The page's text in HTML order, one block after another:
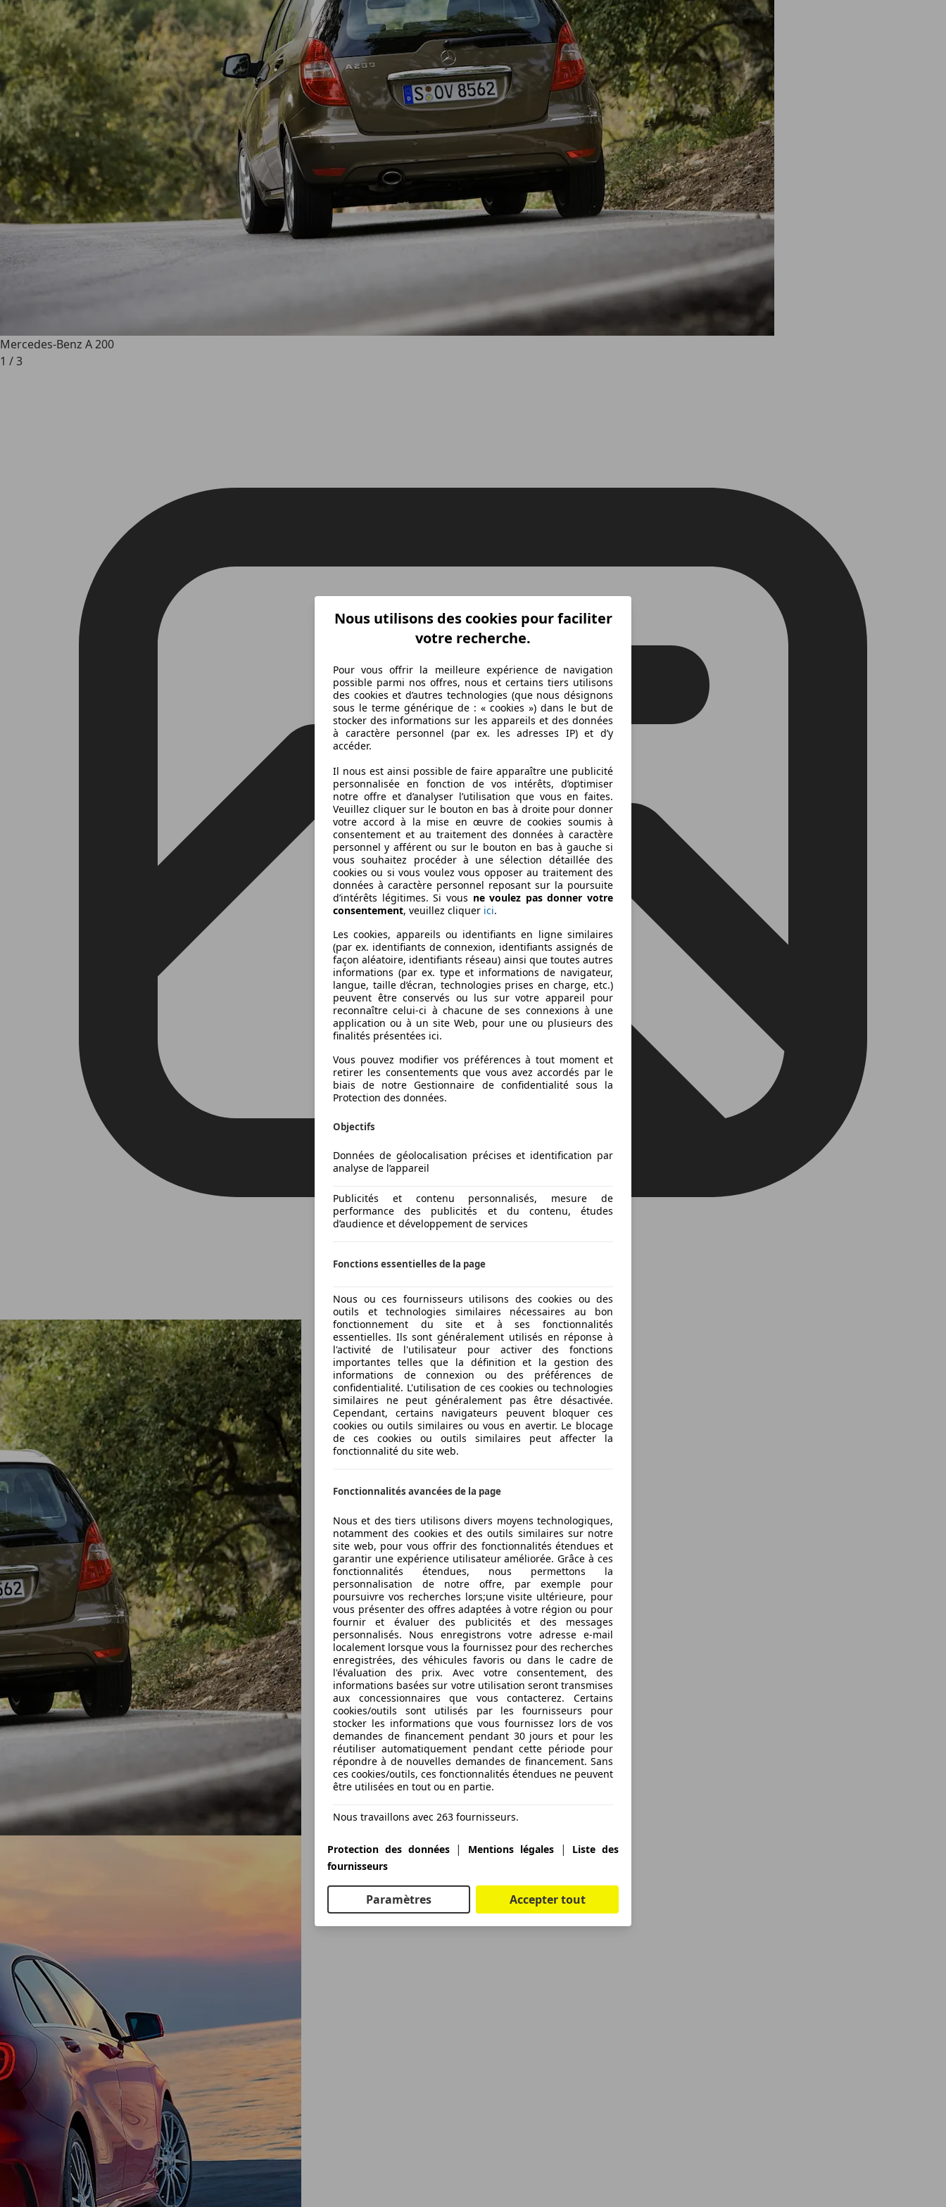
Mercedes-Benz A 200
1 /3
Nous utilisons des cookies pour faciliter
votre recherche.
Pour vous offrir la meilleure expérience de navigation
possible parmi nos offres, nous et certains tiers utilisons
des cookies et d’autres technologies (que nous désignons
sous le terme générique de : « cookies ») dans le but de
stocker des informations sur les appareils et des données
à caractère personnel (par ex. les adresses IP) et d’y
accéder.
Il nous est ainsi possible de faire apparaître une publicité
personnalisée en fonction de vos intérêts, d’optimiser
notre offre et d’analyser l’utilisation que vous en faites.
Veuillez cliquer sur le bouton en bas à droite pour donner
votre accord à la mise en œuvre de cookies soumis à
consentement et au traitement des données à caractère
personnel y afférent ou sur le bouton en bas à gauche si
vous souhaitez procéder à une sélection détaillée des
cookies ou si vous voulez vous opposer au traitement des
données à caractère personnel reposant sur la poursuite
d’intérêts légitimes. Si vous ne voulez pas donner votre
consentement, veuillez cliquer ici.
Les cookies, appareils ou identifiants en ligne similaires
(par ex. identifiants de connexion, identifiants assignés de
façon aléatoire, identifiants réseau) ainsi que toutes autres
informations (par ex. type et informations de navigateur,
langue, taille d’écran, technologies prises en charge, etc.)
peuvent être conservés ou lus sur votre appareil pour
reconnaître celui-ci à chacune de ses connexions à une
application ou à un site Web, pour une ou plusieurs des
finalités présentées ici.
Vous pouvez modifier vos préférences à tout moment et
retirer les consentements que vous avez accordés par le
biais de notre Gestionnaire de confidentialité sous la
Protection des données.
Objectifs
Données de géolocalisation précises et identification par
analyse de l’appareil
Publicités et contenu personnalisés, mesure de
performance des publicités et du contenu, études
d’audience et développement de services
Fonctions essentielles de la page
Nous ou ces fournisseurs utilisons des cookies ou des
outils et technologies similaires nécessaires au bon
fonctionnement du site et à ses fonctionnalités
essentielles. Ils sont généralement utilisés en réponse à
l'activité de l'utilisateur pour activer des fonctions
importantes telles que la définition et la gestion des
informations de connexion ou des préférences de
confidentialité. L'utilisation de ces cookies ou technologies
similaires ne peut généralement pas être désactivée.
Cependant, certains navigateurs peuvent bloquer ces
cookies ou outils similaires ou vous en avertir. Le blocage
de ces cookies ou outils similaires peut affecter la
fonctionnalité du site web.
Fonctionnalités avancées de la page
Nous et des tiers utilisons divers moyens technologiques,
notamment des cookies et des outils similaires sur notre
site web, pour vous offrir des fonctionnalités étendues et
garantir une expérience utilisateur améliorée. Grâce à ces
fonctionnalités étendues, nous permettons la
personnalisation de notre offre, par exemple pour
poursuivre vos recherches lors;une visite ultérieure, pour
vous présenter des offres adaptées à votre région ou pour
fournir et évaluer des publicités et des messages
personnalisés. Nous enregistrons votre adresse e-mail
localement lorsque vous la fournissez pour des recherches
enregistrées, des véhicules favoris ou dans le cadre de
l'évaluation des prix. Avec votre consentement, des
informations basées sur votre utilisation seront transmises
aux concessionnaires que vous contacterez. Certains
cookies/outils sont utilisés par les fournisseurs pour
stocker les informations que vous fournissez lors de vos
demandes de financement pendant 30 jours et pour les
réutiliser automatiquement pendant cette période pour
répondre à de nouvelles demandes de financement. Sans
ces cookies/outils, ces fonctionnalités étendues ne peuvent
être utilisées en tout ou en partie.
Nous travaillons avec 263 fournisseurs.
Protection des données| Mentions légales|
Liste des
fournisseurs
Paramètres Accepter tout